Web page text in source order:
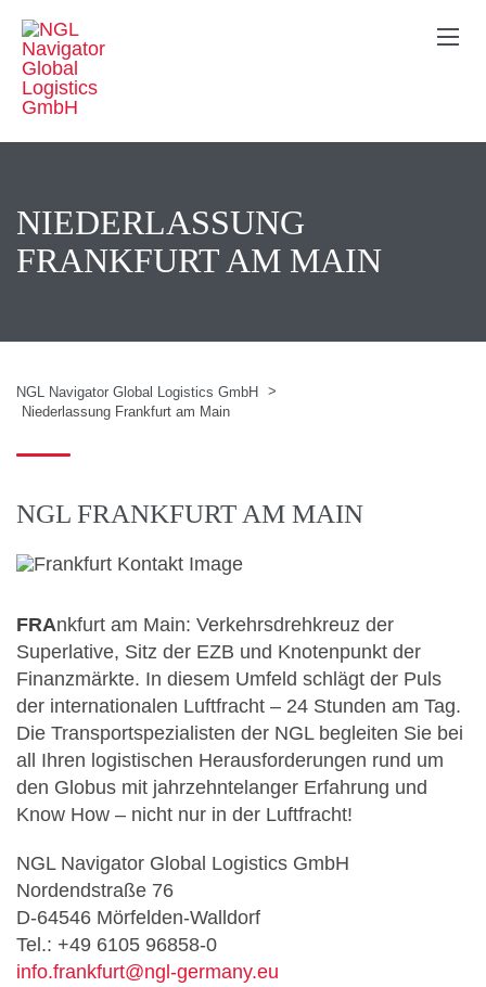
NIEDERLASSUNG
FRANKFURT AM MAIN
NGL Navigator Global Logistics GmbH
>
Niederlassung Frankfurt am Main
NGL FRANKFURT AM MAIN
FRAnkfurt am Main: Verkehrsdrehkreuz der
Superlative, Sitz der EZB und Knotenpunkt der
Finanzmärkte. In diesem Umfeld schlägt der Puls
der internationalen Luftfracht – 24 Stunden am Tag.
Die Transportspezialisten der NGL begleiten Sie bei
all Ihren logistischen Herausforderungen rund um
den Globus mit jahrzehntelanger Erfahrung und
Know How – nicht nur in der Luftfracht!
NGL Navigator Global Logistics GmbH
Nordendstraße 76
D-64546 Mörfelden-Walldorf
Tel.: +49 6105 96858-0
info.frankfurt@ngl-germany.eu